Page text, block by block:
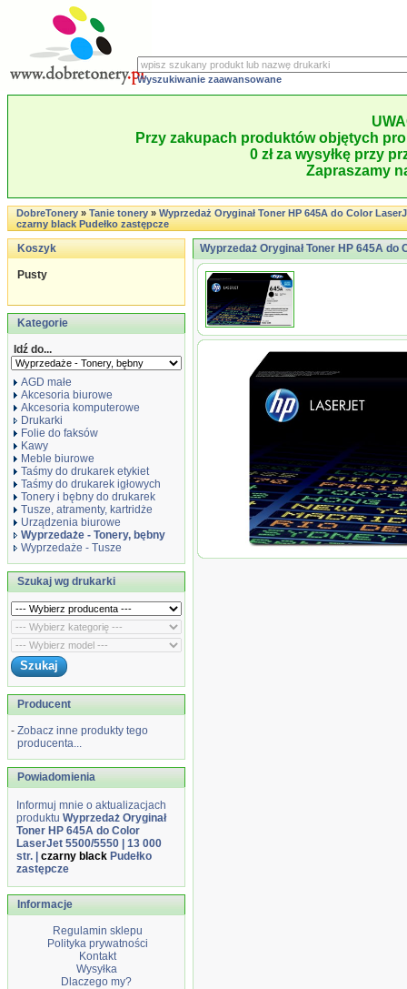
Wyszukiwanie zaawansowane
Przy zakupach produktów objętych
0 zł za wysyłkę przy
Zapraszamy
DobreTonery»Tanie tonery»Wyprzedaż Oryginał Toner HP 645A do Color
czarny black Pudełko zastępcze
Koszyk
Pusty
Kategorie
Idź do...
AGD małe
Akcesoria biurowe
Akcesoria komputerowe
Drukarki
Folie do faksów
Kawy
Meble biurowe
Taśmy do drukarek etykiet
Taśmy do drukarek igłowych
Tonery i bębny do drukarek
Tusze, atramenty, kartridże
Urządzenia biurowe
Wyprzedaże - Tonery, bębny
Wyprzedaże - Tusze
Szukaj wg drukarki
Producent
- Zobacz inne produkty tego
producenta...
Powiadomienia
Informuj mnie o aktualizacjach
produktu Wyprzedaż Oryginał
Toner HP 645A do Color
LaserJet 5500/5550 | 13 000
str. |
czarny black Pudełko
zastępcze
Informacje
Regulamin sklepu
Polityka prywatności
Kontakt
Wysyłka
Dlaczego my?
Wyprzedaż Oryginał Toner HP 645A
Wyprzedaż Oryginał Toner